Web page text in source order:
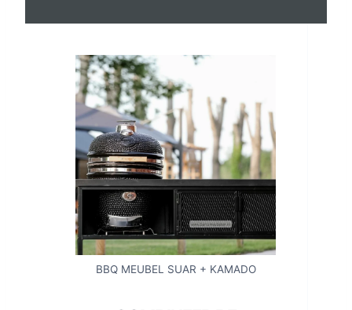
BBQ MEUBEL SUAR + KAMADO